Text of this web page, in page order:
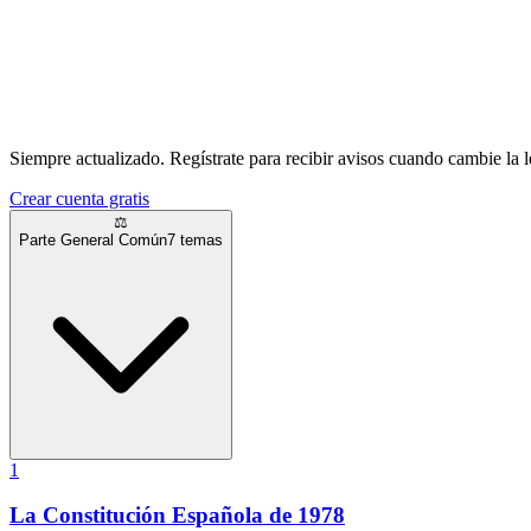
Siempre actualizado. Regístrate para recibir avisos cuando cambie la
Crear cuenta gratis
⚖️
Parte General Común7 temas
1
La Constitución Española de 1978